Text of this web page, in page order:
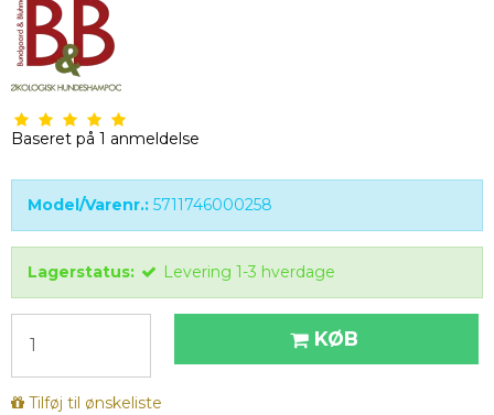
Baseret på 1 anmeldelse
Model/Varenr.: 5711746000258
Lagerstatus: Levering 1-3 hverdage
KØB
Tilføj til ønskeliste